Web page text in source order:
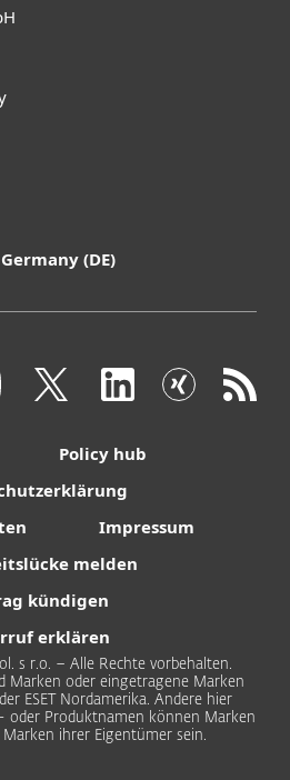
Germany (DE)
Policy hub
Impressum
melden
kündigen
erklären
s r.o. – Alle Rechte vorbehalten.
Marken oder eingetragene Marken
ESET Nordamerika. Andere hier
oder Produktnamen können Marken
ihrer Eigentümer sein.